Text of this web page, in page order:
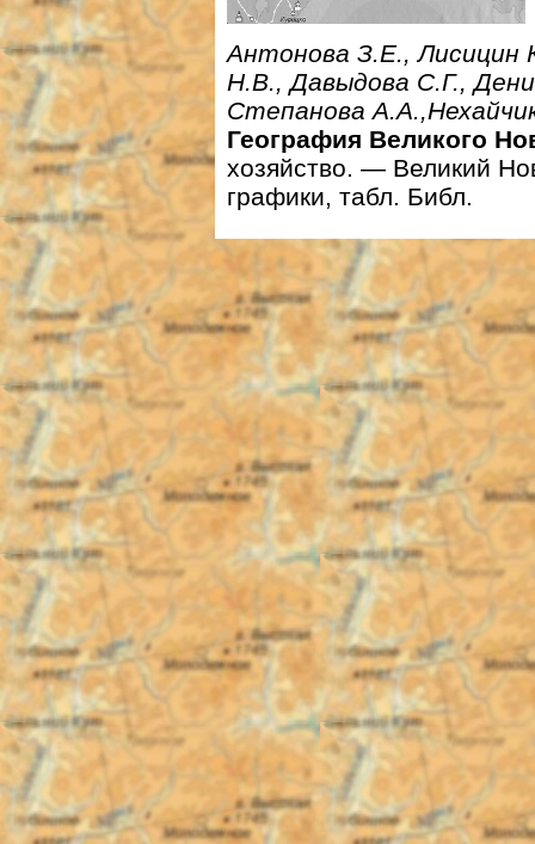
Антонова З.Е., Лисицин
Н.В., Давыдова С.Г.,
Степанова А.А.,
География Великого
хозяйство. — Великий
графики, табл. Библ.